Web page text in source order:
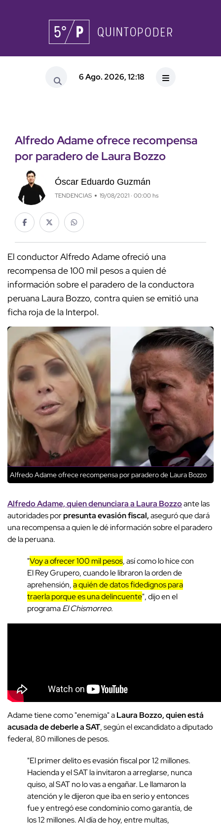
6 Ago. 2026, 12:18
Alfredo Adame ofrece recompensa
por paradero de Laura Bozzo
Óscar Eduardo Guzmán
TENDENCIAS 19/08/2021 · 00:00 hs
El conductor Alfredo Adame ofreció una
recompensa de 100 mil pesos a quien dé
información sobre el paradero de la conductora
peruana Laura Bozzo, contra quien se emitió una
ficha roja de la Interpol.
Alfredo Adame ofrece recompensa por paradero de Laura Bozzo
Alfredo Adame, quien denunciara a Laura Bozzoante las
autoridades porpresunta evasión fiscal,aseguró que dará
una recompensa a quien le dé información sobre el paradero
de la peruana.
"Voy a ofrecer 100 mil pesos, así como lo hice con
El Rey Grupero, cuando le libraron la orden de
aprehensión,a quién de datos fidedignos para
traerla porque es una delincuente", dijo en el
programaEl Chismorreo.
Adame tiene como "enemiga" aLaura Bozzo, quien está
acusada de deberle a SAT, según el excandidato a diputado
federal, 80 millones de pesos.
"El primer delito es evasión fiscal por 12 millones.
Hacienda y el SAT la invitaron a arreglarse, nunca
quiso, al SAT no lo vas a engañar. Le llamaron la
atención y le dijeron que iba en serio y entonces
fue y entregó ese condominio como garantía, de
los 12 millones. Al día de hoy, entre multas,